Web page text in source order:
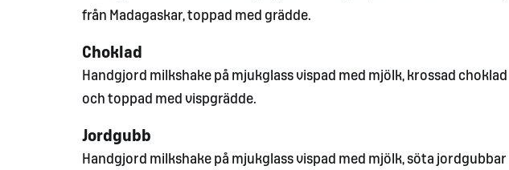
från Madagaskar, toppad med grädde.
Choklad
Handgjord milkshake på mjukglass vispad med mjölk, krossad choklad
och toppad med vispgrädde.
Jordgubb
Handgjord milkshake på mjukglass vispad med mjölk, söta jordgubbar